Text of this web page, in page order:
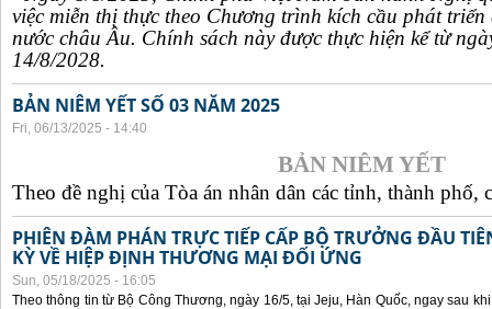
việc miễn thị thực theo Chương trình kích cầu phát
nước châu Âu. Chính sách này được thực hiện kể từ
14/8/2028.
BẢN NIÊM YẾT SỐ 03 NĂM 2025
Fri, 06/13/2025 - 14:40
BẢN NIÊM YẾT
Theo đề nghị của Tòa án nhân dân các tỉnh, thành phố,
PHIÊN ĐÀM PHÁN TRỰC TIẾP CẤP BỘ TRƯỞNG ĐẦU
KỲ VỀ HIỆP ĐỊNH THƯƠNG MẠI ĐỐI ỨNG
Sun, 05/18/2025 - 16:05
Theo thông tin từ Bộ Công Thương, ngày 16/5, tại Jeju, Hàn Quốc, ngay sau